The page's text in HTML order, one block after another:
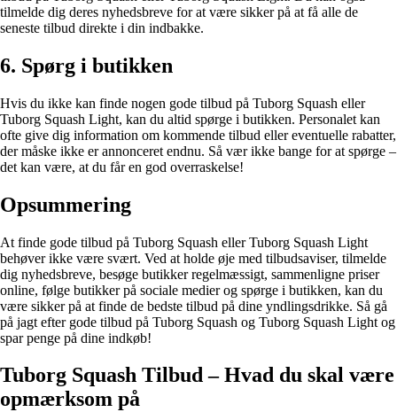
tilmelde dig deres nyhedsbreve for at være sikker på at få alle de
seneste tilbud direkte i din indbakke.
6. Spørg i butikken
Hvis du ikke kan finde nogen gode tilbud på Tuborg Squash eller
Tuborg Squash Light, kan du altid spørge i butikken. Personalet kan
ofte give dig information om kommende tilbud eller eventuelle rabatter,
der måske ikke er annonceret endnu. Så vær ikke bange for at spørge –
det kan være, at du får en god overraskelse!
Opsummering
At finde gode tilbud på Tuborg Squash eller Tuborg Squash Light
behøver ikke være svært. Ved at holde øje med tilbudsaviser, tilmelde
dig nyhedsbreve, besøge butikker regelmæssigt, sammenligne priser
online, følge butikker på sociale medier og spørge i butikken, kan du
være sikker på at finde de bedste tilbud på dine yndlingsdrikke. Så gå
på jagt efter gode tilbud på Tuborg Squash og Tuborg Squash Light og
spar penge på dine indkøb!
Tuborg Squash Tilbud – Hvad du skal være
opmærksom på